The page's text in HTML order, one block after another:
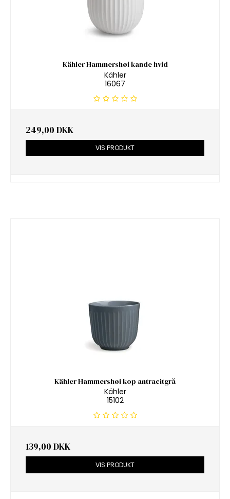
Kähler Hammershøi kande hvid
Kähler
16067
249,00 DKK
VIS PRODUKT
Kähler Hammershøi kop antracitgrå
Kähler
15102
139,00 DKK
VIS PRODUKT